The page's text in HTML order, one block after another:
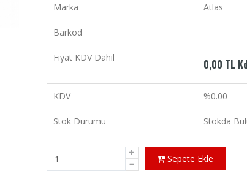
Marka Atlas
Barkod
Fiyat KDV Dahil 0,00 TL
KDV %0.00
Stok Durumu Stokda
Sepete Ekle